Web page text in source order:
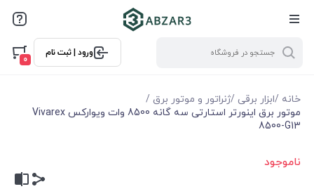
ورود | ثبت نام
0
خانه /ابزار برقی /ژنراتور و موتور برق /
موتور برق اينورتر استارتی سه گانه 8500 وات ويواركس Vivarex
8500-G13
ناموجود